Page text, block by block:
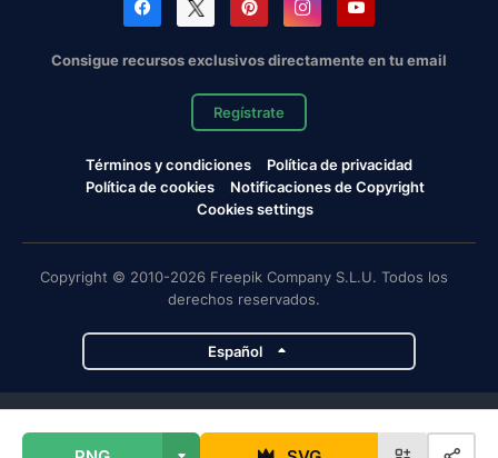
Consigue recursos exclusivos directamente en tu email
Regístrate
Términos y condiciones
Política de privacidad
Política de cookies
Notificaciones de Copyright
Cookies settings
Copyright © 2010-2026 Freepik Company S.L.U. Todos los
derechos reservados.
Español